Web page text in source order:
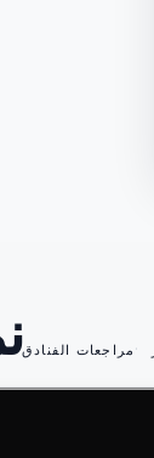
مراجعات الفنادق